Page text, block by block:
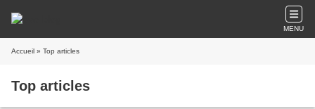
MENU
Accueil » Top articles
Top articles